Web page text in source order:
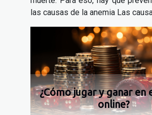
las causas de la anemia Las
¿Cómo jugar y ganar en
online?